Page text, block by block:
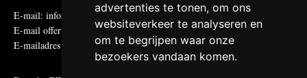
advertenties te tonen, om ons
websiteverkeer te analyseren en
om te begrijpen waar onze
bezoekers vandaan komen.
E-mail: informatie@metadecor.nl
E-mail offertes:
calculatie@metadecor.nl
E-mailadres administratie:facturen@metadecor.nl